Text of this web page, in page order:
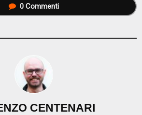
0Commenti
CENTENARI